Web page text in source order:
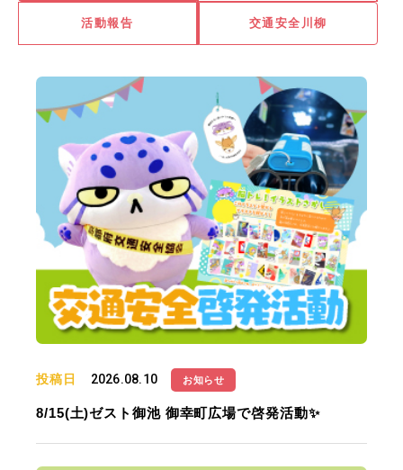
活動報告 交通安全川柳
投稿日 2026.08.10 お知らせ
8/15(土)ゼスト御池 御幸町広場で啓発活動✨